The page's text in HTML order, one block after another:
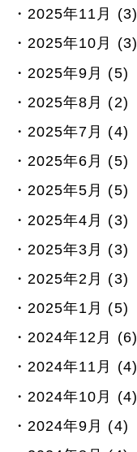
2025年11月 (3)
2025年10月 (3)
2025年9月 (5)
2025年8月 (2)
2025年7月 (4)
2025年6月 (5)
2025年5月 (5)
2025年4月 (3)
2025年3月 (3)
2025年2月 (3)
2025年1月 (5)
2024年12月 (6)
2024年11月 (4)
2024年10月 (4)
2024年9月 (4)